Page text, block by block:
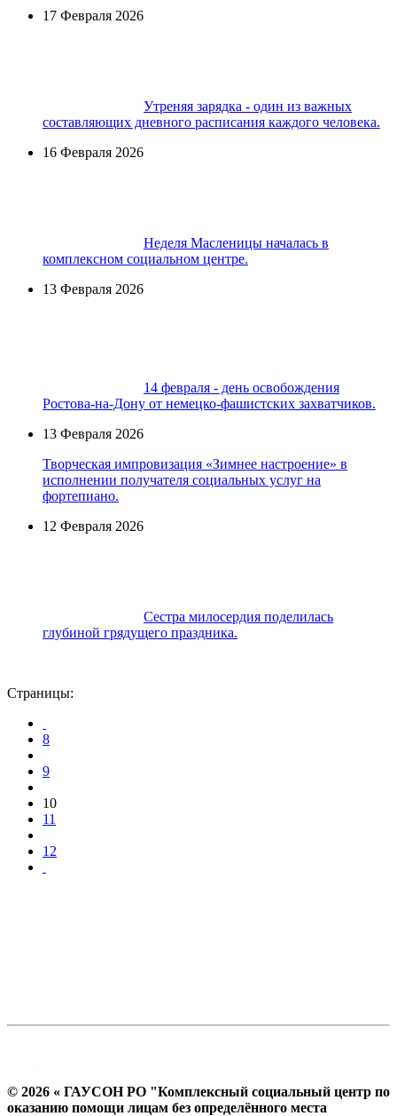
17 Февраля 2026
Утреняя зарядка - один из важных
составляющих дневного расписания каждого человека.
16 Февраля 2026
Неделя Масленицы началась в
комплексном социальном центре.
13 Февраля 2026
14 февраля - день освобождения
Ростова-на-Дону от немецко-фашистских захватчиков.
13 Февраля 2026
Творческая импровизация «Зимнее настроение» в
исполнении получателя социальных услуг на
фортепиано.
12 Февраля 2026
Сестра милосердия поделилась
глубиной грядущего праздника.
Страницы:
8
9
10
11
12
© 2026 « ГАУСОН РО "Комплексный социальный центр по
оказанию помощи лицам без определённого места